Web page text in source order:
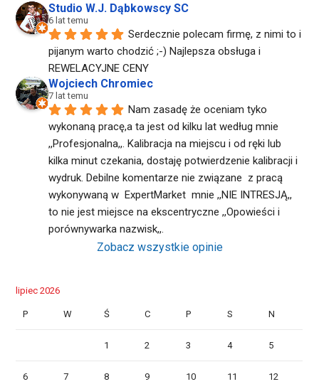
Studio W.J. Dąbkowscy SC
6 lat temu
Serdecznie polecam firmę, z nimi to i
pijanym warto chodzić ;-) Najlepsza obsługa i
REWELACYJNE CENY
Wojciech Chromiec
7 lat temu
Nam zasadę że oceniam tyko
wykonaną pracę,a ta jest od kilku lat według mnie
,,Profesjonalna,,. Kalibracja na miejscu i od ręki lub
kilka minut czekania, dostaję potwierdzenie kalibracji i
wydruk. Debilne komentarze nie związane  z pracą
wykonywaną w  ExpertMarket  mnie ,,NIE INTRESJĄ,,
to nie jest miejsce na ekscentryczne ,,Opowieści i
porównywarka nazwisk,,.
Zobacz wszystkie opinie
lipiec 2026
P W Ś C P S N
1 2 3 4 5
6 7 8 9 10 11 12